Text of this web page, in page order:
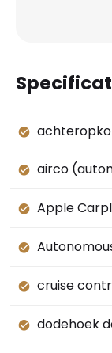
airco
Apple
cruise
dodehoek